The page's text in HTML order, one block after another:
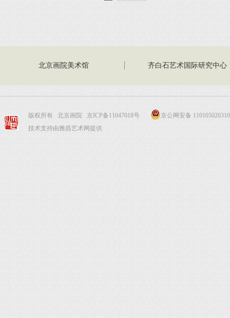
北京画院美术馆 齐白石艺术国际研究中心
版权所有 北京画院 京ICP备11047018号
京公网安备
技术支持由雅昌艺术网提供